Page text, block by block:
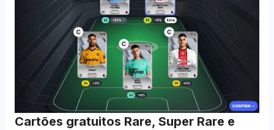
Cartões gratuitos Rare, Super Rare e